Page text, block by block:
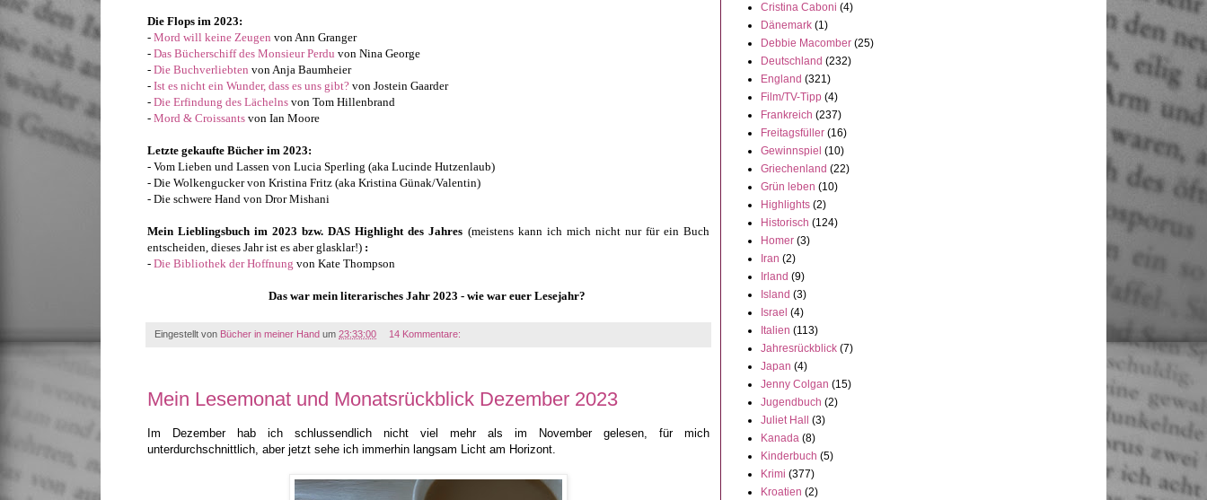
Die Flops im 2023:
- Mord will keine Zeugen von Ann Granger
- Das Bücherschiff des Monsieur Perdu von Nina George
- Die Buchverliebten von Anja Baumheier
- Ist es nicht ein Wunder, dass es uns gibt? von Jostein Gaarder
- Die Erfindung des Lächelns von Tom Hillenbrand
- Mord & Croissants von Ian Moore
Letzte gekaufte Bücher im 2023:
- Vom Lieben und Lassen von Lucia Sperling (aka Lucinde Hutzenlaub)
- Die Wolkengucker von Kristina Fritz (aka Kristina Günak/Valentin)
- Die schwere Hand von Dror Mishani
Mein Lieblingsbuch im 2023 bzw. DAS Highlight des Jahres (meistens kann ich mich nicht nur für ein Buch
entscheiden, dieses Jahr ist es aber glasklar!) :
- Die Bibliothek der Hoffnung von Kate Thompson
Das war mein literarisches Jahr 2023 - wie war euer Lesejahr?
Eingestellt von Bücher in meiner Hand um 23:33:00 14 Kommentare:
Mein Lesemonat und Monatsrückblick Dezember 2023
Im Dezember hab ich schlussendlich nicht viel mehr als im November gelesen, für mich
unterdurchschnittlich, aber jetzt sehe ich immerhin langsam Licht am Horizont.
Cristina Caboni (4)
Dänemark (1)
Debbie Macomber (25)
Deutschland (232)
England (321)
Film/TV-Tipp (4)
Frankreich (237)
Freitagsfüller (16)
Gewinnspiel (10)
Griechenland (22)
Grün leben (10)
Highlights (2)
Historisch (124)
Homer (3)
Iran (2)
Irland (9)
Island (3)
Israel (4)
Italien (113)
Jahresrückblick (7)
Japan (4)
Jenny Colgan (15)
Jugendbuch (2)
Juliet Hall
(3)
Kanada (8)
Kinderbuch (5)
Krimi (377)
Kroatien (2)